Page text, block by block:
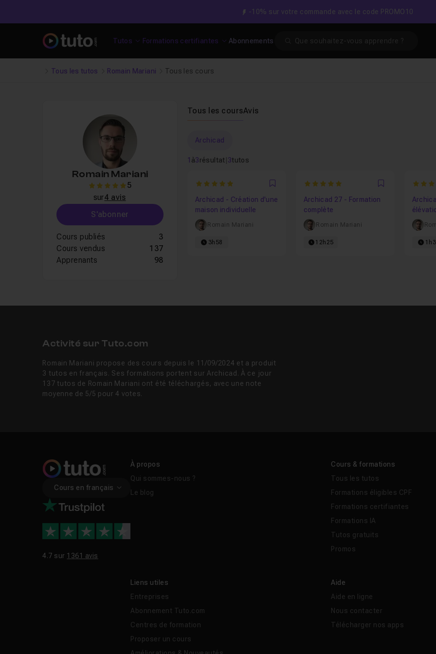
-10% sur votre commande avec le code PROMO10
Tutos Formations certifiantes Abonnements
Tous les tutos Romain Mariani Tous les cours
Romain Mariani
5
5
sur4 avis
S'abonner
Cours publiés
3
Cours vendus
137
Apprenants
98
Tous les coursAvis
Archicad
1 à3résultat 3tutos
5 Favori
Archicad - Création d'une
maison individuelle
Romain Mariani
3h58
5 Favori
Archicad 27 - Formation
complète
Romain Mariani
12h25
5
Activité sur Tuto.com
Romain Mariani propose des cours depuis le 11/09/2024 et a produit
3 tutos en français. Ses formations portent sur Archicad. À ce jour
137 tutos de Romain Mariani ont été téléchargés, avec une note
moyenne de 5/5 pour 4 votes.
Cours en français
4.7 sur 1361 avis
À propos
Qui sommes-nous ?
Le blog
Cours & formations
Tous les tutos
Formations éligibles CPF
Formations certifiantes
Formations IA
Tutos gratuits
Promos
Liens utiles
Entreprises
Abonnement Tuto.com
Centres de formation
Proposer un cours
Aide
Aide en ligne
Nous contacter
Télécharger nos apps